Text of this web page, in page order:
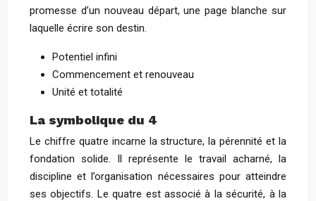
promesse d’un nouveau départ, une page blanche sur
laquelle écrire son destin.
Potentiel infini
Commencement et renouveau
Unité et totalité
La symbolique du 4
Le chiffre quatre incarne la structure, la pérennité et la
fondation solide. Il représente le travail acharné, la
discipline et l’organisation nécessaires pour atteindre
ses objectifs. Le quatre est associé à la sécurité, à la